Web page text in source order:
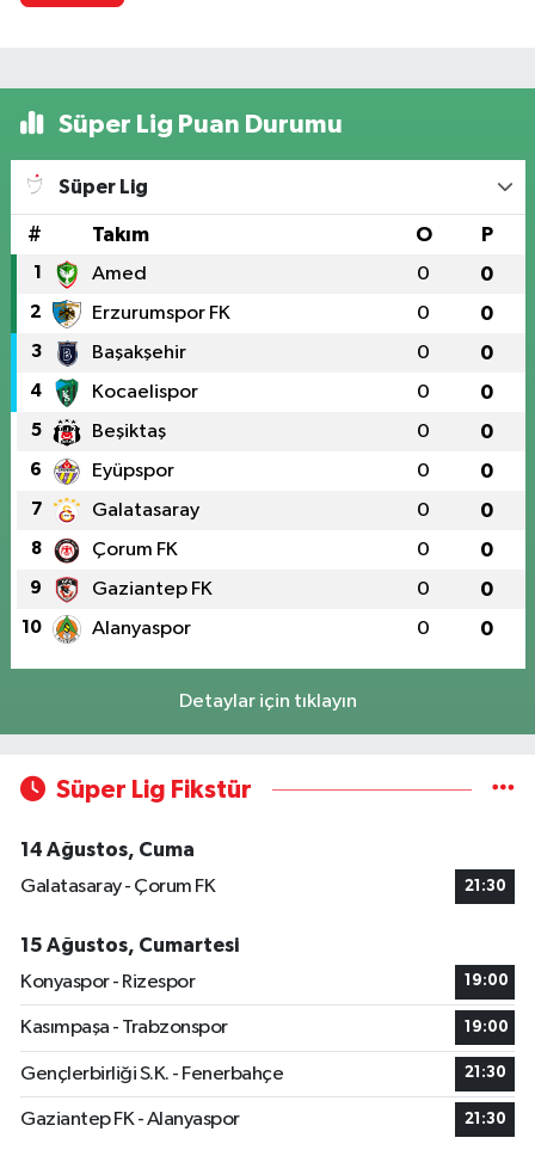
Süper Lig Puan Durumu
Süper Lig
# Takım O P
1 Amed 0 0
2 Erzurumspor FK 0 0
3 Başakşehir 0 0
4 Kocaelispor 0 0
5 Beşiktaş 0 0
6 Eyüpspor 0 0
7 Galatasaray 0 0
8 Çorum FK 0 0
9 Gaziantep FK 0 0
10 Alanyaspor 0 0
Detaylar için tıklayın
Süper Lig Fikstür
14 Ağustos, Cuma
Galatasaray - Çorum FK
21:30
15 Ağustos, Cumartesi
Konyaspor - Rizespor
19:00
Kasımpaşa - Trabzonspor 19:00
Gençlerbirliği S.K. - Fenerbahçe 21:30
Gaziantep FK - Alanyaspor 21:30